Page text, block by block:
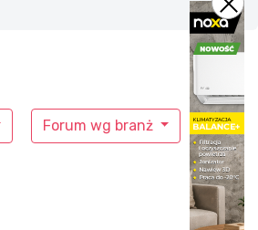
Forum wg branż